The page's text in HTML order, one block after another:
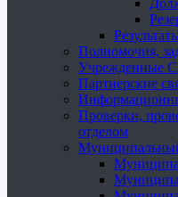
Полномочия,
Учрежденные
Партнерские
Проверки,
отделом